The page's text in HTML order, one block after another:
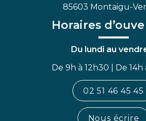
85603 Montaigu-
Horaires
Du lundi au
De 9h à 12h30 | De 14h
02 51 46 45 45
Nous écrire